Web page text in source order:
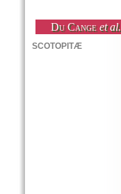
Du Cange et al.